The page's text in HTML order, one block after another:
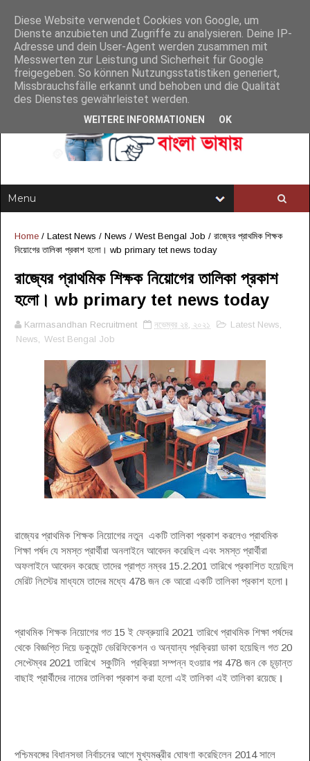
Home / Latest News / News / West Bengal Job / রাজ্যের প্রাথমিক শিক্ষক
নিয়োগের তালিকা প্রকাশ হলো। wb primary tet news today
রাজ্যের প্রাথমিক শিক্ষক নিয়োগের তালিকা প্রকাশ
হলো। wb primary tet news today
Karmasandhan Recruitment নভেম্বর ২৪, ২০২১ Latest News
News
West Bengal Job
রাজ্যের প্রাথমিক শিক্ষক নিয়োগের নতুন একটি তালিকা প্রকাশ করলেও প্রাথমিক
শিক্ষা পর্ষদ যে সমস্ত প্রার্থীরা অনলাইনে আবেদন করেছিল এবং সমস্ত প্রার্থীরা
অফলাইনে আবেদন করেছে তাদের প্রাপ্ত নম্বর 15.2.201 তারিখে প্রকাশিত হয়েছিল
মেরিট লিস্টের মাধ্যমে তাদের মধ্যে 478 জন কে আরো একটি তালিকা প্রকাশ হলো ।
প্রাথমিক শিক্ষক নিয়োগের গত 15 ই ফেব্রুয়ারি 2021 তারিখে প্রাথমিক শিক্ষা পর্ষদের
থেকে বিজ্ঞপ্তি দিয়ে ডকুমেন্ট ভেরিফিকেশন ও অন্যান্য প্রক্রিয়া ডাকা হয়েছিল গত 20
সেপ্টেম্বর 2021 তারিখে স্কুটিনি প্রক্রিয়া সম্পন্ন হওয়ার পর 478 জন কে চূড়ান্ত
বাছাই প্রার্থীদের নামের তালিকা প্রকাশ করা হলো এই তালিকা এই তালিকা রয়েছে ।
পশ্চিমবঙ্গের বিধানসভা নির্বাচনের আগে মুখ্যমন্ত্রীর ঘোষণা করেছিলেন 2014 সালে
Diese Website verwendet Cookies von Google, um
Dienste anzubieten und Zugriffe zu analysieren. Deine IP-
Adresse und dein User-Agent werden zusammen mit
Messwerten zur Leistung und Sicherheit für Google
freigegeben. So können Nutzungsstatistiken generiert,
Missbrauchsfälle erkannt und behoben und die Qualität
des Dienstes gewährleistet werden.
WEITERE INFORMATIONEN OK